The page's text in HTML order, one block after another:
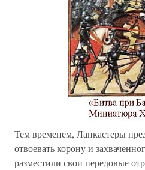
Тем временем, Ланкастеры
отвоевать корону и
разместили свои передовые